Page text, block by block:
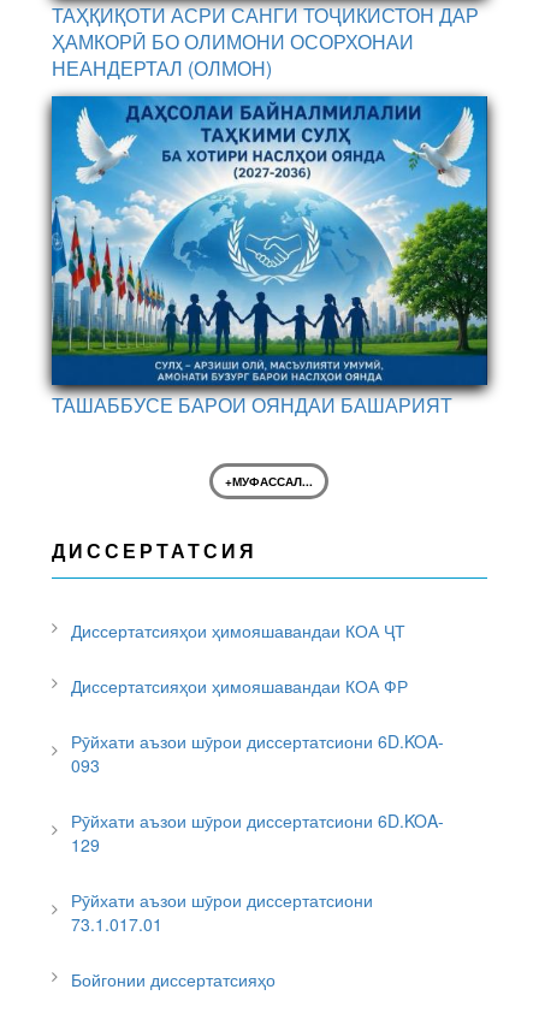
ТАҲҚИҚОТИ АСРИ САНГИ ТОҶИКИСТОН ДАР
ҲАМКОРӢ БО ОЛИМОНИ ОСОРХОНАИ
НЕАНДЕРТАЛ (ОЛМОН)
ТАШАББУСЕ БАРОИ ОЯНДАИ БАШАРИЯТ
+МУФАССАЛ...
ДИССЕРТАТСИЯ
Диссертатсияҳои ҳимояшавандаи КОА ҶТ
Диссертатсияҳои ҳимояшавандаи КОА ФР
Рӯйхати аъзои шӯрои диссертатсиони 6D.KOA-
093
Рӯйхати аъзои шӯрои диссертатсиони 6D.KOA-
129
Рӯйхати аъзои шӯрои диссертатсиони
73.1.017.01
Бойгонии диссертатсияҳо